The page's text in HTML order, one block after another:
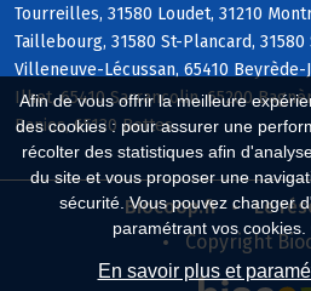
Afin de vous offrir la meilleure
des cookies : pour assurer une
récolter des statistiques afin
du site et vous proposer une
sécurité. Vous pouvez changer
paramétrant vos
En savoir plus et
Tourreilles, 31580 Loudet, 31210
Taillebourg, 31580 St-Plancard, 31580
Villeneuve-Lécussan, 65410 Beyrède-
Ilhet, 65410 Sarrancolin, 65200
Banios, 65130 Bettes
Biocoop.fr
Le
Copyright